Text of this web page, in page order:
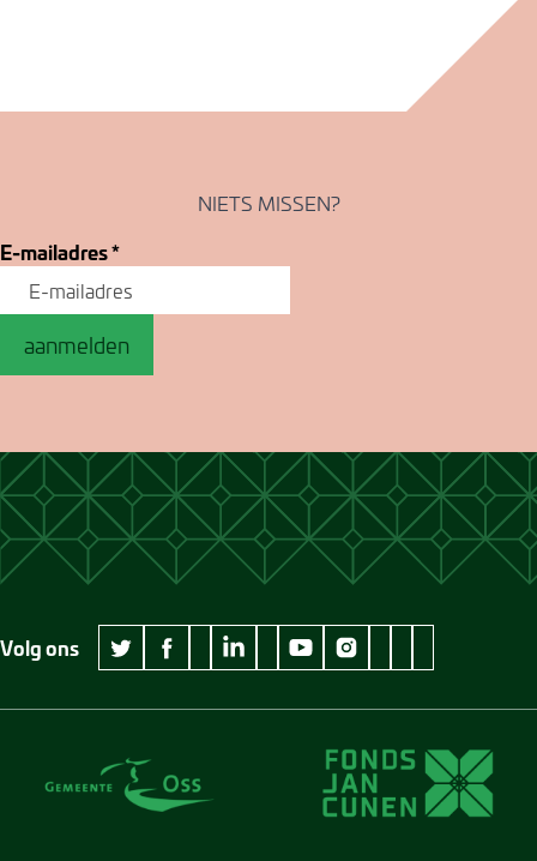
NIETS MISSEN?
E-mailadres*
aanmelden
Volg ons
twitter Museum Jan Cunen
facebook Museum Jan Cunen
wikipedia Museum Jan Cunen
linkedin Museum Jan Cunen
googleplus Museum Jan Cunen
youtube Museum Jan Cunen
instagram Museum